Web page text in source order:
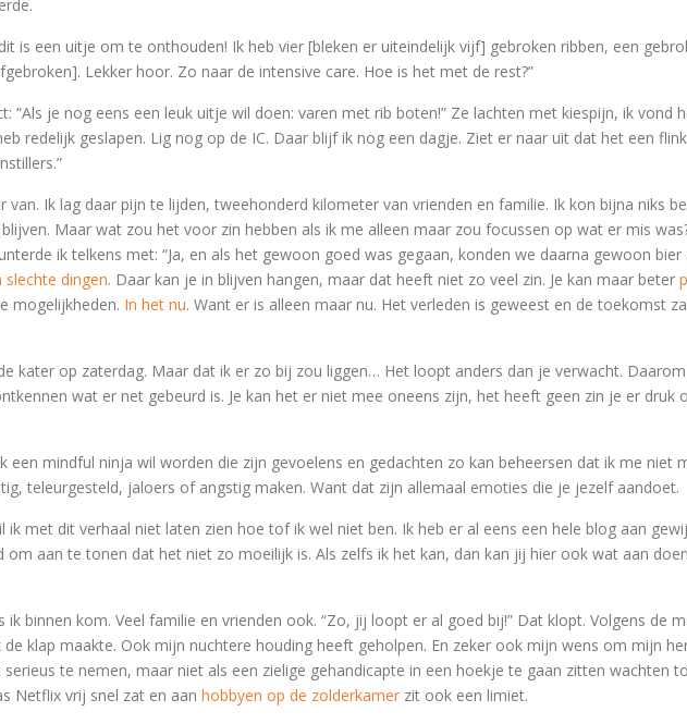
is een uitje om te onthouden! Ik heb vier [bleken er uiteindelijk vijf] gebroken ribben, een
Lekker hoor. Zo naar de intensive care. Hoe is het met de rest?”
“Als je nog eens een leuk uitje wil doen: varen met rib boten!” Ze lachten met kiespijn, ik vond
redelijk geslapen. Lig nog op de IC. Daar blijf ik nog een dagje. Ziet er naar uit dat het een
Ik lag daar pijn te lijden, tweehonderd kilometer van vrienden en familie. Ik kon bijna niks
Maar wat zou het voor zin hebben als ik me alleen maar zou focussen op wat er mis
ik telkens met: “Ja, en als het gewoon goed was gegaan, konden we daarna gewoon bier
slechte dingen. Daar kan je in blijven hangen, maar dat heeft niet zo veel zin. Je kan maar beter
mogelijkheden. In het nu. Want er is alleen maar nu. Het verleden is geweest en de toekomst
kater op zaterdag. Maar dat ik er zo bij zou liggen… Het loopt anders dan je verwacht.
wat er net gebeurd is. Je kan het er niet mee oneens zijn, het heeft geen zin je er druk
een mindful ninja wil worden die zijn gevoelens en gedachten zo kan beheersen dat ik me niet
teleurgesteld, jaloers of angstig maken. Want dat zijn allemaal emoties die je jezelf aandoet.
met dit verhaal niet laten zien hoe tof ik wel niet ben. Ik heb er al eens een hele blog aan
om aan te tonen dat het niet zo moeilijk is. Als zelfs ik het kan, dan kan jij hier ook wat aan
binnen kom. Veel familie en vrienden ook. “Zo, jij loopt er al goed bij!” Dat klopt. Volgens de
klap maakte. Ook mijn nuchtere houding heeft geholpen. En zeker ook mijn wens om mijn
te nemen, maar niet als een zielige gehandicapte in een hoekje te gaan zitten wachten
Netflix vrij snel zat en aan hobbyen op de zolderkamer zit ook een limiet.